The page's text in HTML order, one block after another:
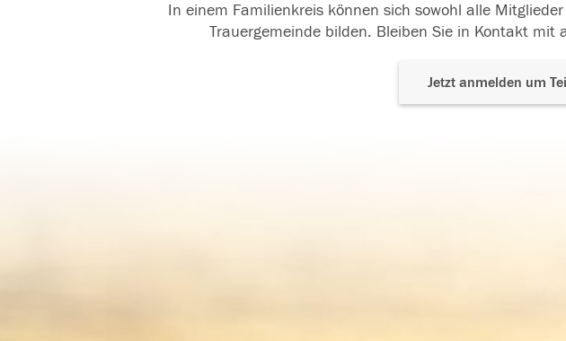
In einem Familienkreis können sich sowohl alle
Trauergemeinde bilden. Bleiben Sie in Kontakt
Jetzt anmelden um